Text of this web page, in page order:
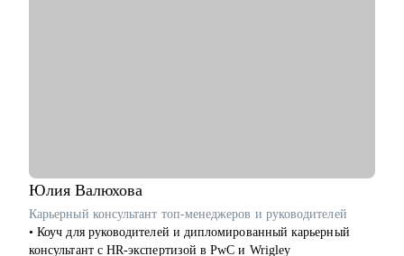
Юлия Валюхова
Карьерный консультант топ-менеджеров и руководителей
• Коуч для руководителей и дипломированный карьерный
консультант с HR-экспертизой в PwC и Wrigley